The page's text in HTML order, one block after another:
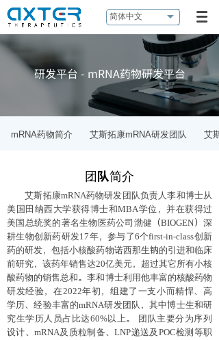
研发平台 - mRNA药物研发平台
mRNA药物简介 艾斯拓康mRNA研发团队 艾
团队简介
艾斯拓康mRNA药物研发团队负责人李和博士从
美国田纳西大学获得博士和MBA学位，并在获得过
美国总统奖的著名生物医药公司渤健（BIOGEN）深
耕生物创新药研发17年，参与了6个first-in-class创新
药的研发，包括小核酸药物诺西那生钠的引进和临床
前研究，该药年销售达20亿美元，超过其它所有小核
酸药物的销售总和。李和博士利用他丰富的核酸药物
研发经验，在2022年初，组建了一支小而精悍、高
学历、经验丰富的mRNA研发团队，其中博士生和研
究生学历人员占比达60%以上。 团队主要分为序列
设计、mRNA及质粒制备、LNP递送及POC检测等职
简体中文